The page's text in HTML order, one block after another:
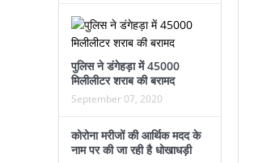
पुलिस ने डंगेहड़ा में 45000
मिलीलीटर शराब की बरामद
September 07, 2020
कोरोना मरीजों की आर्थिक मदद के
नाम पर की जा रही है धोखाधड़ी